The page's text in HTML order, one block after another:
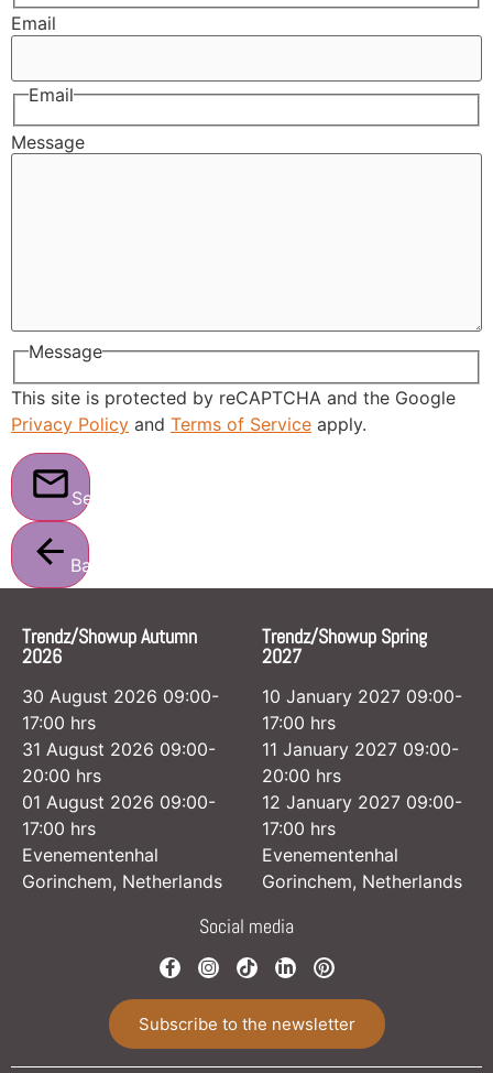
Email
Email
Message
Message
This site is protected by reCAPTCHA and the Google
Privacy Policy and Terms of Service apply.
Send
Back
Trendz/Showup Autumn
2026
30 August 2026 09:00-
17:00 hrs
31 August 2026 09:00-
20:00 hrs
01 August 2026 09:00-
17:00 hrs
Evenementenhal
Gorinchem, Netherlands
Trendz/Showup Spring
2027
10 January 2027 09:00-
17:00 hrs
11 January 2027 09:00-
20:00 hrs
12 January 2027 09:00-
17:00 hrs
Evenementenhal
Gorinchem, Netherlands
Social media
Subscribe to the newsletter